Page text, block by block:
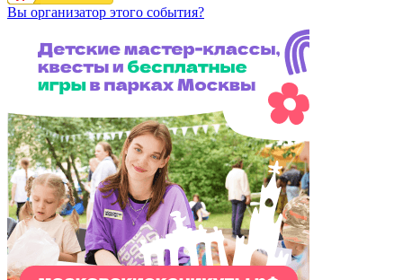
Вы организатор этого события?